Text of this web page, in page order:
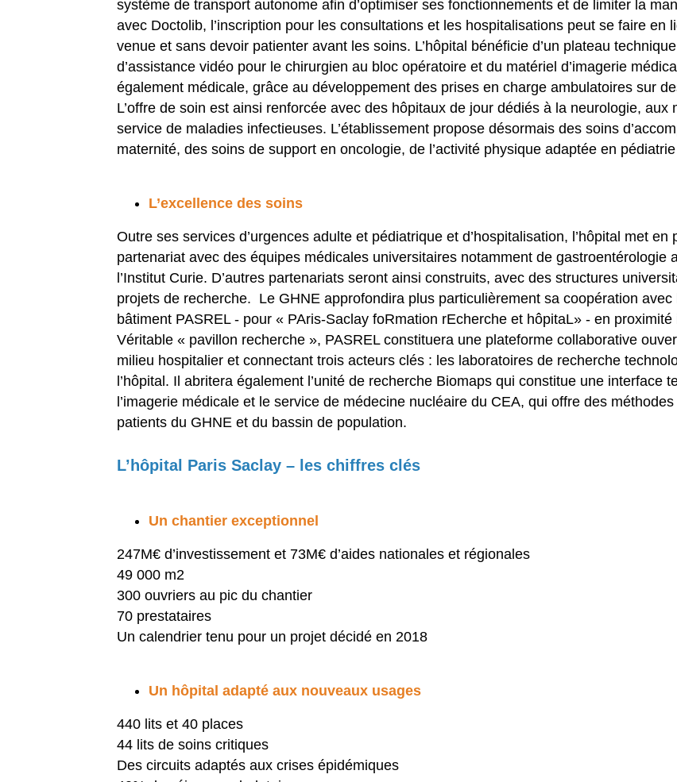
système de transport autonome afin d’optimiser ses fonctionnements et de limiter la
avec Doctolib, l’inscription pour les consultations et les hospitalisations peut se faire en
venue et sans devoir patienter avant les soins. L’hôpital bénéficie d’un plateau
d’assistance vidéo pour le chirurgien au bloc opératoire et du matériel d’imagerie
également médicale, grâce au développement des prises en charge ambulatoires sur
L’offre de soin est ainsi renforcée avec des hôpitaux de jour dédiés à la neurologie,
service de maladies infectieuses. L’établissement propose désormais des soins
maternité, des soins de support en oncologie, de l’activité physique adaptée en
L’excellence des soins
Outre ses services d’urgences adulte et pédiatrique et d’hospitalisation, l’hôpital met en
partenariat avec des équipes médicales universitaires notamment de gastroentérologie
l’Institut Curie. D’autres partenariats seront ainsi construits, avec des structures
projets de recherche. Le GHNE approfondira plus particulièrement sa coopération avec
bâtiment PASREL - pour « PAris-Saclay foRmation rEcherche et hôpitaL» - en
Véritable « pavillon recherche », PASREL constituera une plateforme collaborative
milieu hospitalier et connectant trois acteurs clés : les laboratoires de recherche
l’hôpital. Il abritera également l’unité de recherche Biomaps qui constitue une interface
l’imagerie médicale et le service de médecine nucléaire du CEA, qui offre des
patients du GHNE et du bassin de population.
L’hôpital Paris Saclay – les chiffres clés
Un chantier exceptionnel
247M€ d’investissement et 73M€ d’aides nationales et régionales
49 000 m2
300 ouvriers au pic du chantier
70 prestataires
Un calendrier tenu pour un projet décidé en 2018
Un hôpital adapté aux nouveaux usages
440 lits et 40 places
44 lits de soins critiques
Des circuits adaptés aux crises épidémiques